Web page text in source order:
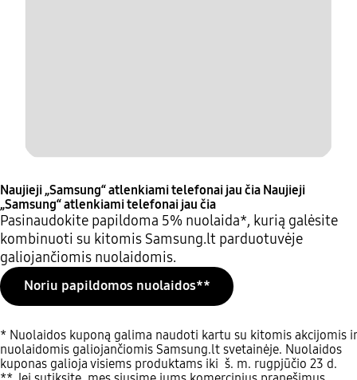
Naujieji „Samsung“ atlenkiami telefonai jau čia Naujieji
„Samsung“ atlenkiami telefonai jau čia
Pasinaudokite papildoma 5% nuolaida*, kurią galėsite
kombinuoti su kitomis Samsung.lt parduotuvėje
galiojančiomis nuolaidomis.
Noriu papildomos nuolaidos**
* Nuolaidos kuponą galima naudoti kartu su kitomis akcijomis ir
nuolaidomis galiojančiomis Samsung.lt svetainėje. Nuolaidos
kuponas galioja visiems produktams iki š. m. rugpjūčio 23 d.